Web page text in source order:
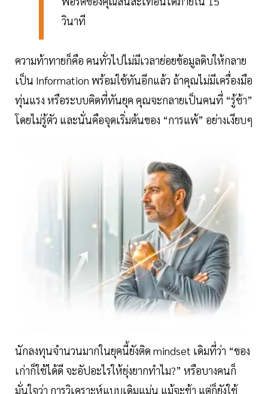
วินาที
ความท้าทายก็คือ คนทั่วไปไม่มีเวลาย่อยข้อมูลดิบให้กลาย
เป็น Information พร้อมใช้ทันอีกแล้ว ถ้าคุณไม่มีเครื่องมือ
ทุ่นแรง หรือระบบคิดที่ทันยุค คุณจะกลายเป็นคนที่ “รู้ช้า”
โดยไม่รู้ตัว และนั่นคือจุดเริ่มต้นของ “การแพ้” อย่างเงียบๆ
นักลงทุนจำนวนมากในยุคนี้ยังติด mindset เดิมที่ว่า “ของ
เก่าก็ใช้ได้ดี จะอัปอะไรให้ยุ่งยากทำไม?” หรือบางคนก็
มั่นใจว่า การวิเคราะห์แบบเดิมแม่น แม้จะช้า แต่ก็ยังใช้